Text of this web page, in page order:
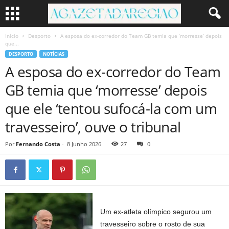
Início Desporto
A esposa do ex-corredor do Team GB temia que ‘morresse’ depois
que...
DESPORTO NOTÍCIAS
A esposa do ex-corredor do Team
GB temia que ‘morresse’ depois
que ele ‘tentou sufocá-la com um
travesseiro’, ouve o tribunal
Por Fernando Costa - 8 Junho 2026 27 0
Um ex-atleta olímpico segurou um
travesseiro sobre o rosto de sua